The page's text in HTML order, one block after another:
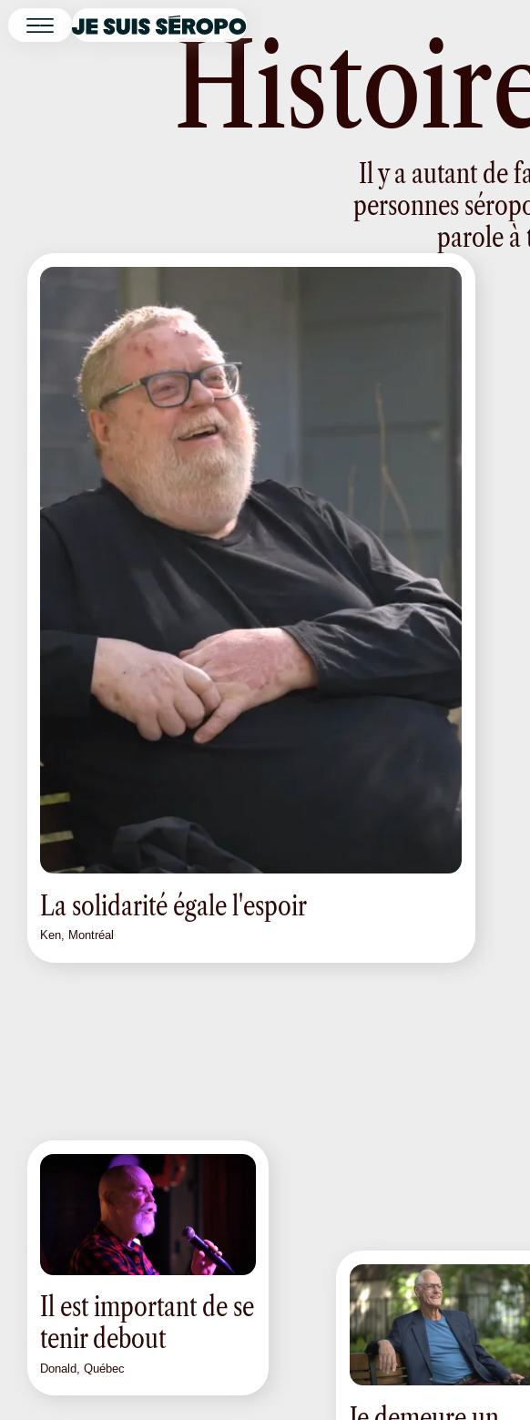
Histoir
Il y a autant de
personnes
parole à
La solidarité égale l'espoir
Ken, Montréal
Il est important de se
tenir debout
Donald, Québec